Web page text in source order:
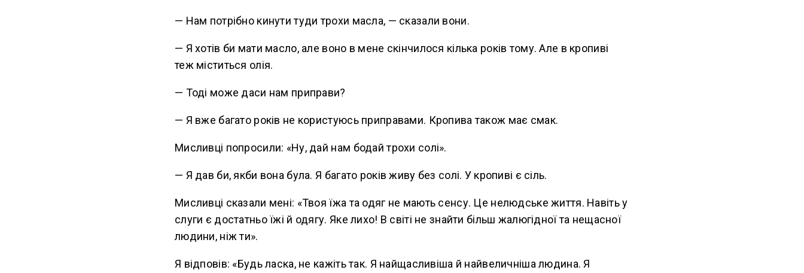
— Нам потрібно кинути туди трохи масла, — сказали вони.
— Я хотів би мати масло, але воно в мене скінчилося кілька років тому. Але в кропиві
теж міститься олія.
— Тоді може даси нам приправи?
— Я вже багато років не користуюсь приправами. Кропива також має смак.
Мисливці попросили: «Ну, дай нам бодай трохи солі».
— Я дав би, якби вона була. Я багато років живу без солі. У кропиві є сіль.
Мисливці сказали мені: «Твоя їжа та одяг не мають сенсу. Це нелюдське життя. Навіть у
слуги є достатньо їжі й одягу. Яке лихо! В світі не знайти більш жалюгідної та нещасної
людини, ніж ти».
Я відповів: «Будь ласка, не кажіть так. Я найщасливіша й найвеличніша людина. Я